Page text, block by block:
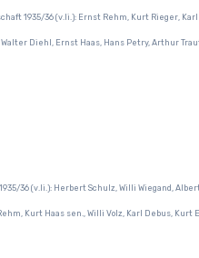
1935/36 (v.li.): Ernst Rehm, Kurt Rieger, Karl
Walter Diehl, Ernst Haas, Hans Petry, Arthur
36 (v.li.): Herbert Schulz, Willi Wiegand,
Kurt Haas sen., Willi Volz, Karl Debus, Kurt